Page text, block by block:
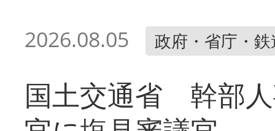
2026.08.05 政府・省庁・
国土交通省 幹部